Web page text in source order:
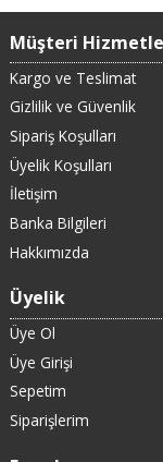
Müşteri
Kargo ve Teslimat
Gizlilik ve Güvenlik
Sipariş Koşulları
Üyelik Koşulları
İletişim
Banka Bilgileri
Hakkımızda
Üyelik
Üye Ol
Üye Girişi
Sepetim
Siparişlerim